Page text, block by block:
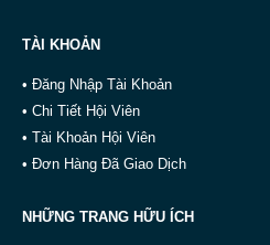
TÀI KHOẢN
• Đăng Nhập Tài Khoản
• Chi Tiết Hội Viên
• Tài Khoản Hội Viên
• Đơn Hàng Đã Giao Dịch
NHỮNG TRANG HỮU ÍCH